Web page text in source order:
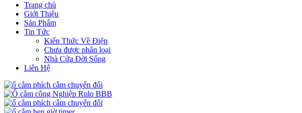
Trang chủ
Giới Thiệu
Sản Phẩm
Tin Tức
Kiến Thức Về Điện
Chưa được phân loại
Nhà Cửa Đời Sống
Liên Hệ